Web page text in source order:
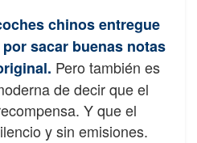
chinos entregue
sacar buenas notas
Pero también es
de decir que el
Y que el
y sin emisiones.